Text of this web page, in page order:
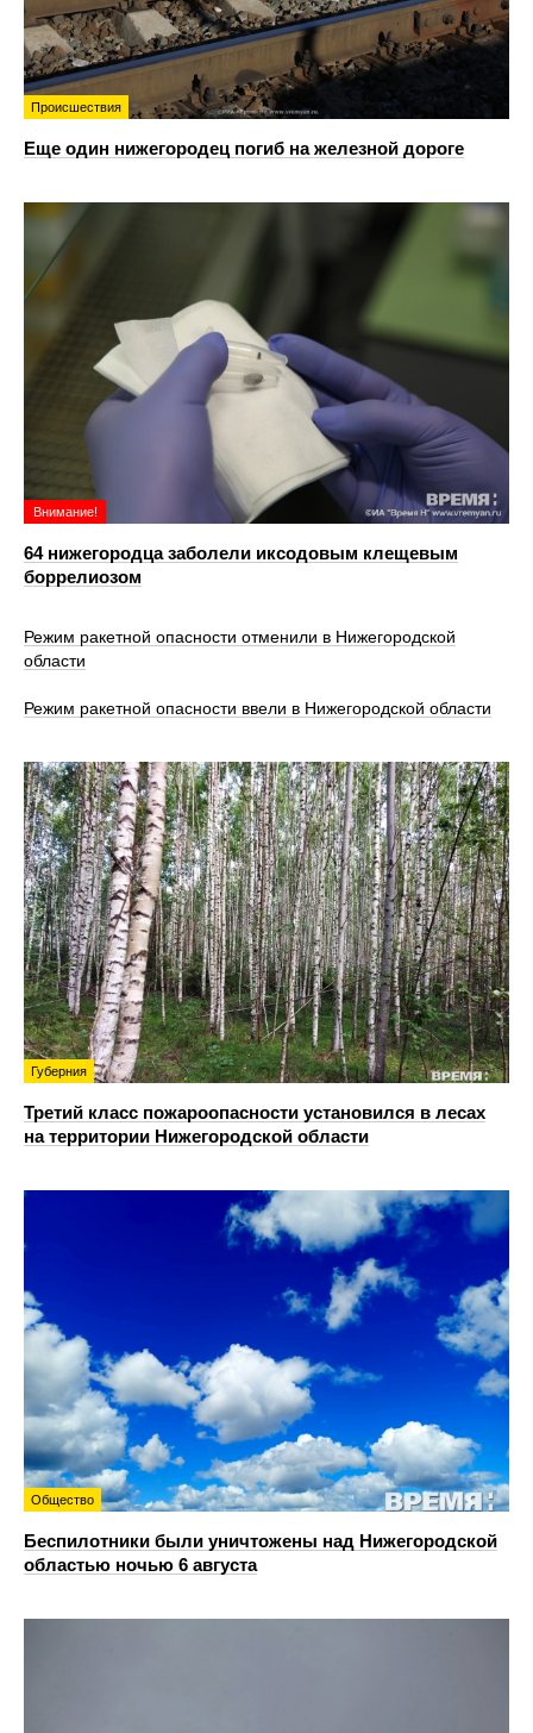
Происшествия
Еще один нижегородец погиб на железной дороге
Внимание!
64 нижегородца заболели иксодовым клещевым
боррелиозом
Режим ракетной опасности отменили в Нижегородской
области
Режим ракетной опасности ввели в Нижегородской области
Губерния
Третий класс пожароопасности установился в лесах
на территории Нижегородской области
Общество
Беспилотники были уничтожены над Нижегородской
областью ночью 6 августа